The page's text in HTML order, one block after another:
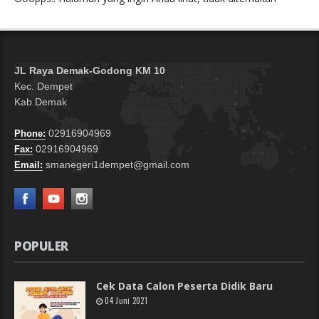
JL Raya Demak-Godong KM 10
Kec. Dempet
Kab Demak
Phone: 02916904969
Fax: 02916904969
Email: smanegeri1dempet@gmail.com
POPULER
Cek Data Calon Peserta Didik Baru
04 Juni 2021